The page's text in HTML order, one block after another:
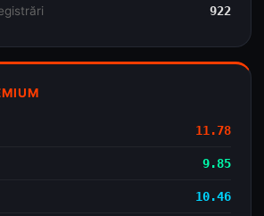
922
11.78
9.85
10.46